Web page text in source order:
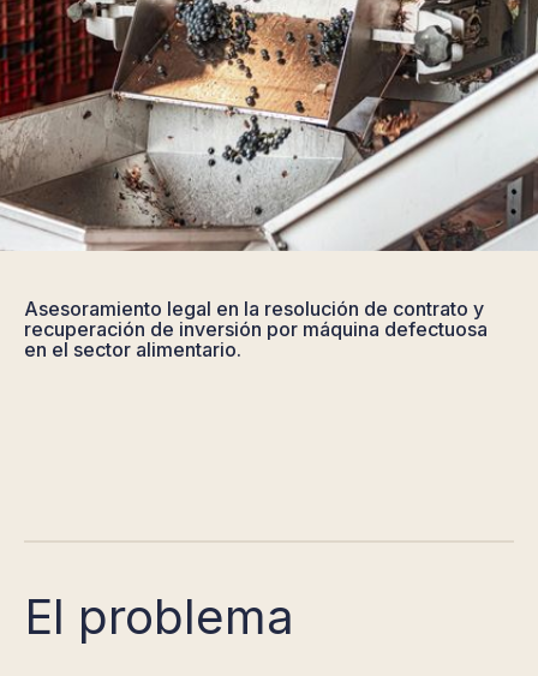
Asesoramiento legal en la resolución de contrato y
recuperación de inversión por máquina defectuosa
en el sector alimentario.
El problema